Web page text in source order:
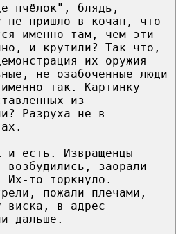
пчёлок", блядь,
не пришло в кочан, что
именно там, чем эти
и крутили? Так что,
их оружия
не озабоченные люди
так. Картинку
из
Разруха не в
есть. Извращенцы
возбудились, заорали -
Их-то торкнуло.
пожали плечами,
виска, в адрес
дальше.